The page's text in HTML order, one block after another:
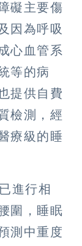
礙主要傷
因為呼吸
心血管系
等的病
提供自費
檢測，經
療級的睡
進行相
圍，睡眠
測中重度